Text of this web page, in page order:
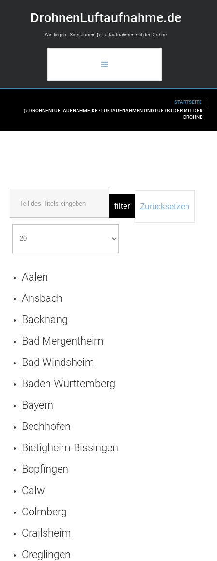
DrohnenLuftaufnahme.de
Wir fliegen - Sie staunen! ▷ Luftaufnahmen mit der Drohne
INFO
STARTSEITE
▷ DROHNENLUFTAUFNAHME.DE - LUFTAUFNAHMEN UND LUFTBILDER MIT DER
DROHNE
filter Zurücksetzen
Aalen
Ansbach
Backnang
Bad Mergentheim
Bad Windsheim
Baden-Württemberg
Bayern
Bechhofen
Bietigheim-Bissingen
Bopfingen
Calw
Colmberg
Crailsheim
Creglingen